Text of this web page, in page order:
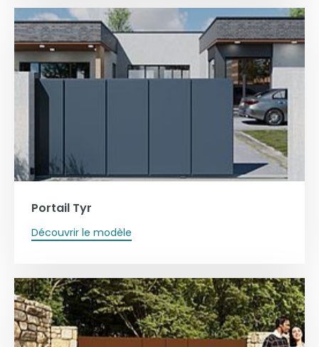
Portail Tyr
Découvrir le modèle